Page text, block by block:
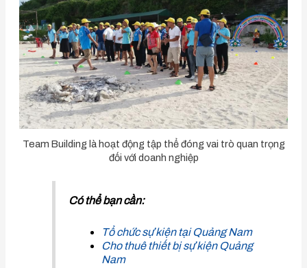
Team Building là hoạt động tập thể đóng vai trò quan trọng
đối với doanh nghiệp
Có thể bạn cần:
Tổ chức sự kiện tại Quảng Nam
Cho thuê thiết bị sự kiện Quảng
Nam